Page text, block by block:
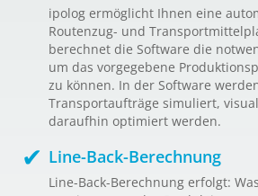
ipolog ermöglicht Ihnen eine
Routenzug- und
berechnet die Software die
um das vorgegebene
zu können. In der Software
Transportaufträge simuliert,
daraufhin optimiert werden.
Line-Back-Berechnung
Line-Back-Berechnung erfolgt: